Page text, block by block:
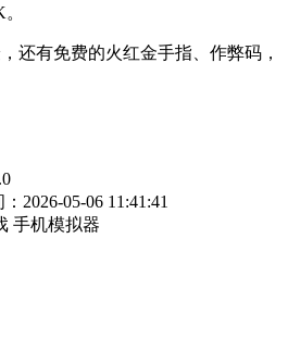
还有免费的火红金手指、作弊码，
2026-05-06 11:41:41
手机模拟器